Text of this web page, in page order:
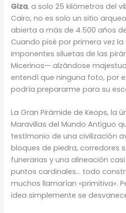
Giza, a solo 25 kilómetros del
Cairo, no es solo un sitio
abierta a más de 4.500 años
Cuando pisé por primera vez
imponentes siluetas de las
Micerinos— alzándose
entendí que ninguna foto, por
podría prepararme para su
La Gran Pirámide de Keops, la
Maravillas del Mundo Antiguo
testimonio de una civilización
bloques de piedra, corredores
funerarias y una alineación
puntos cardinales… todo
muchos llamarían «primitiva».
idea simplemente se